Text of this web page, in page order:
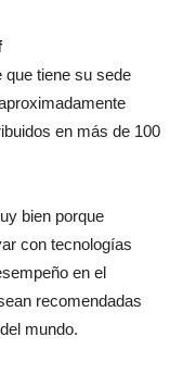
que tiene su sede
en más de 100
bien porque
con tecnologías
en el
recomendadas
mundo.